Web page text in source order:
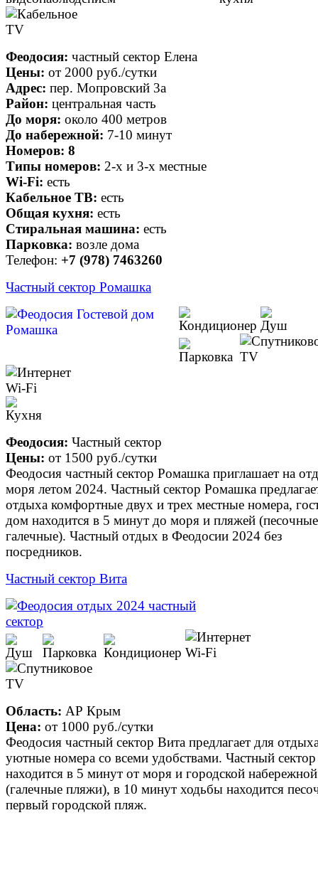
Феодосия: частный сектор Елена
Цены: от 2000 руб./сутки
Адрес: пер. Мопровский 3а
Район: центральная часть
До моря: около 400 метров
До набережной: 7-10 минут
Номеров: 8
Типы номеров: 2-х и 3-х местные
Wi-Fi: есть
Кабельное ТВ: есть
Общая кухня: есть
Стиральная машина: есть
Парковка: возле дома
Телефон: +7 (978) 7463260
Частный сектор Ромашка
Феодосия: Частный сектор
Цены: от 1500 руб./сутки
Феодосия частный сектор Ромашка приглашает на
моря летом 2024. Частный сектор Ромашка
отдыха комфортные двух и трех местные номера,
дом находится в 5 минут до моря и пляжей
галечные). Частный отдых в Феодосии 2024 без
посредников.
Частный сектор Вита
Область: АР Крым
Цена: от 1000 руб./сутки
Феодосия частный сектор Вита предлагает для
уютные номера со всеми удобствами. Частный сектор
находится в 5 минут от моря и городской набережной
(галечные пляжи), в 10 минут ходьбы находится
первый городской пляж.